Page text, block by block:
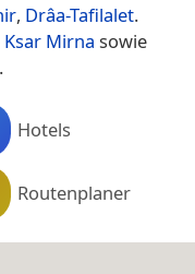
, Drâa-Tafilalet.
Ksar Mirna sowie
.
Hotels
Routenplaner